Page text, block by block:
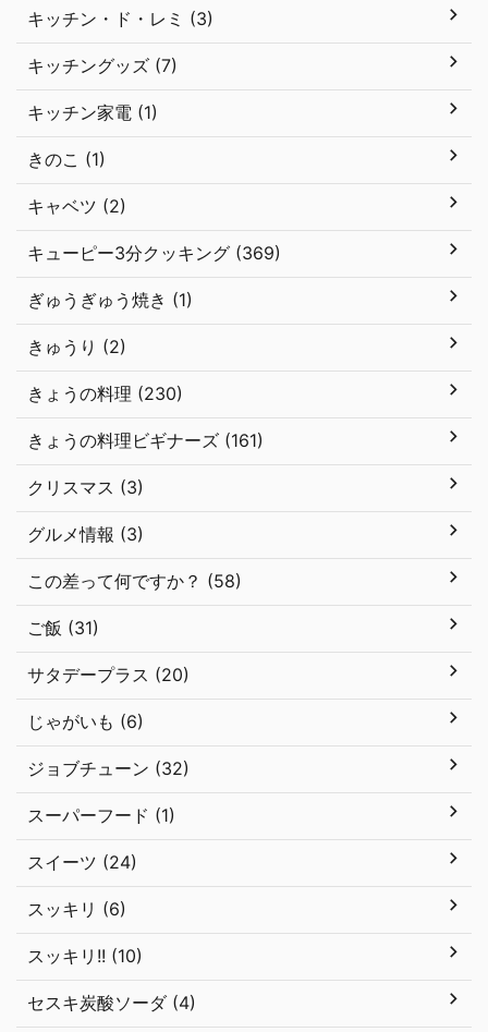
キッチン・ド・レミ (3)
キッチングッズ (7)
キッチン家電 (1)
きのこ (1)
キャベツ (2)
キューピー3分クッキング (369)
ぎゅうぎゅう焼き (1)
きゅうり (2)
きょうの料理 (230)
きょうの料理ビギナーズ (161)
クリスマス (3)
グルメ情報 (3)
この差って何ですか？ (58)
ご飯 (31)
サタデープラス (20)
じゃがいも (6)
ジョブチューン (32)
スーパーフード (1)
スイーツ (24)
スッキリ (6)
スッキリ!! (10)
セスキ炭酸ソーダ (4)